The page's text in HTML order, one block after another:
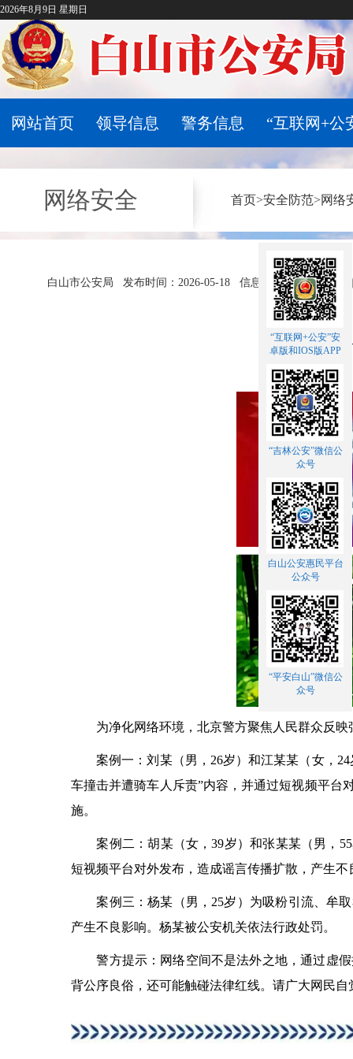
2026年8月9日 星期日
网站首页 领导信息 警务信息 “互联网+公
网络安全 首页>安全防范>网络
白山市公安局 发布时间：2026-05-18 信息来源：首都网警
盲人女
为净化网络环境，北京警方聚焦人民群众反映
案例一：刘某（男，26岁）和江某某（女，24
车撞击并遭骑车人斥责”内容，并通过短视频平台
施。
案例二：胡某（女，39岁）和张某某（男，55
短视频平台对外发布，造成谣言传播扩散，产生
案例三：杨某（男，25岁）为吸粉引流、牟取
产生不良影响。杨某被公安机关依法行政处罚。
警方提示：网络空间不是法外之地，通过虚假
背公序良俗，还可能触碰法律红线。请广大网民
“互联网+公安”安
卓版和IOS版APP
“吉林公安”微信公
众号
白山公安惠民平台
公众号
“平安白山”微信公
众号